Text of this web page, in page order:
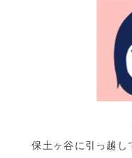
保土ヶ谷に引っ越し